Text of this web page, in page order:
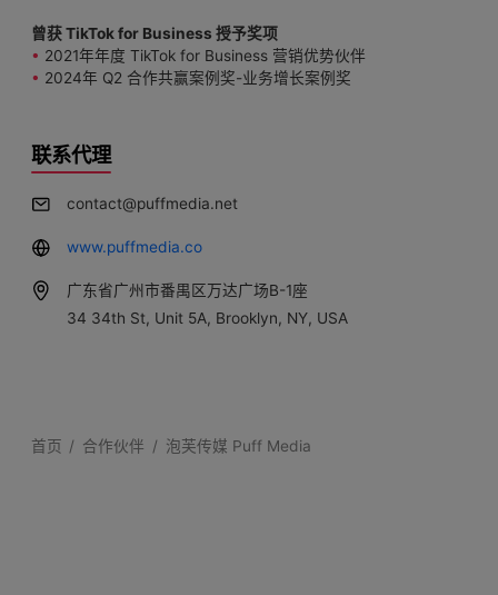
曾获 TikTok for Business 授予奖项
• 2021年年度 TikTok for Business 营销优势伙伴
• 2024年 Q2 合作共赢案例奖-业务增长案例奖
联系代理
contact@puffmedia.net
www.puffmedia.co
广东省广州市番禺区万达广场B-1座
34 34th St, Unit 5A, Brooklyn, NY, USA
首页 合作伙伴 泡芙传媒 Puff Media